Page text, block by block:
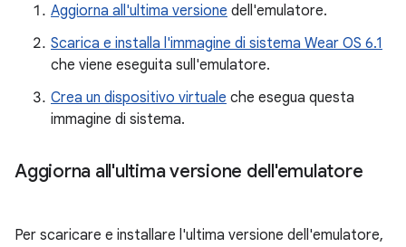
Aggiorna all'ultima versione dell'emulatore.
Scarica e installa l'immagine di sistema Wear OS 6.1
che viene eseguita sull'emulatore.
Crea un dispositivo virtuale che esegua questa
immagine di sistema.
Aggiorna all'ultima versione dell'emulatore
Per scaricare e installare l'ultima versione dell'emulatore,